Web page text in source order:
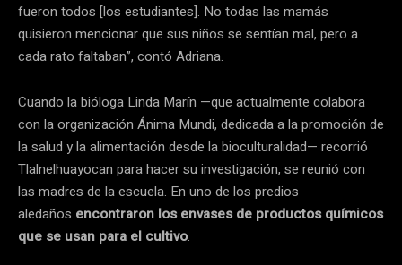
fueron todos [los estudiantes]. No todas las mamás
quisieron mencionar que sus niños se sentían mal, pero a
cada rato faltaban”, contó Adriana.
Cuando la bióloga Linda Marín —que actualmente colabora
con la organización Ánima Mundi, dedicada a la promoción de
la salud y la alimentación desde la bioculturalidad— recorrió
Tlalnelhuayocan para hacer su investigación, se reunió con
las madres de la escuela. En uno de los predios
aledaños encontraron los envases de productos químicos
que se usan para el cultivo.